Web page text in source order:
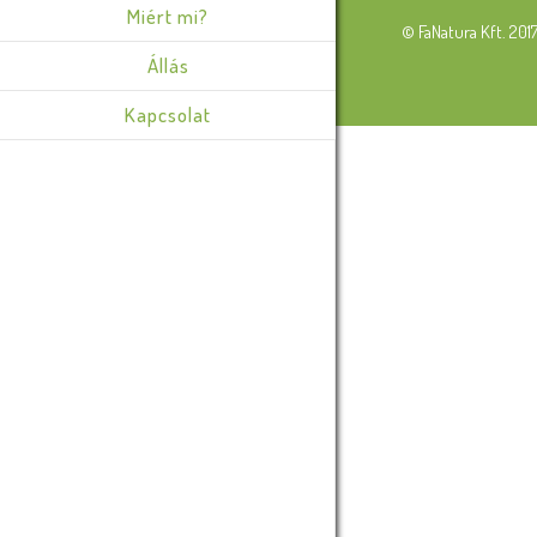
Miért mi?
Állás
Kapcsolat
© FaNatura Kft.